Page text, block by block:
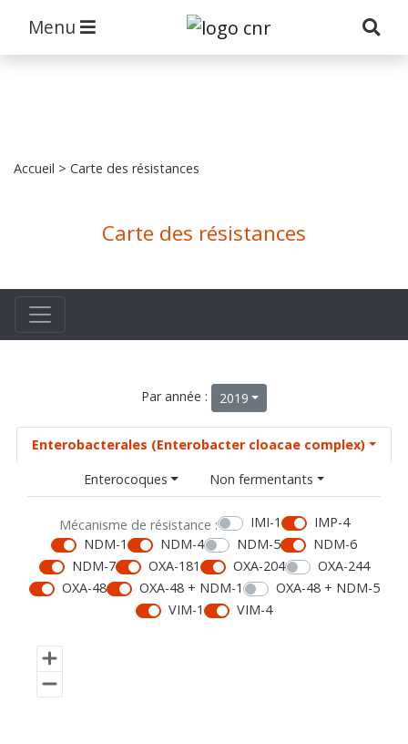
Menu
Accueil > Carte des résistances
Carte des résistances
Par année : 2019
Enterobacterales (Enterobacter cloacae complex)
Enterocoques
Non fermentants
Mécanisme de résistance : IMI-1
IMP-4
NDM-1
NDM-4 NDM-5
NDM-6
NDM-7
OXA-181 OXA-204
OXA-244
OXA-48
OXA-48 + NDM-1
OXA-48 + NDM-5
VIM-1
VIM-4